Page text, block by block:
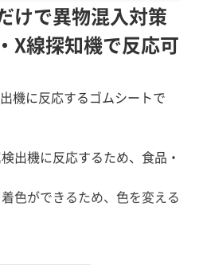
けで異物混入対策
X線探知機で反応可
機に反応するゴムシートで
出機に反応するため、食品・
色ができるため、色を変える